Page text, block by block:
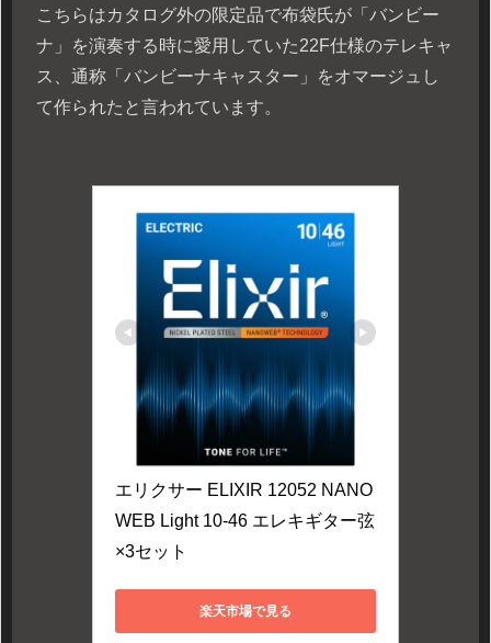
こちらはカタログ外の限定品で布袋氏が「バンビー
ナ」を演奏する時に愛用していた22F仕様のテレキャ
ス、通称「バンビーナキャスター」をオマージュし
て作られたと言われています。
エリクサー ELIXIR 12052 NANO
WEB Light 10-46 エレキギター弦
×3セット
楽天市場で見る